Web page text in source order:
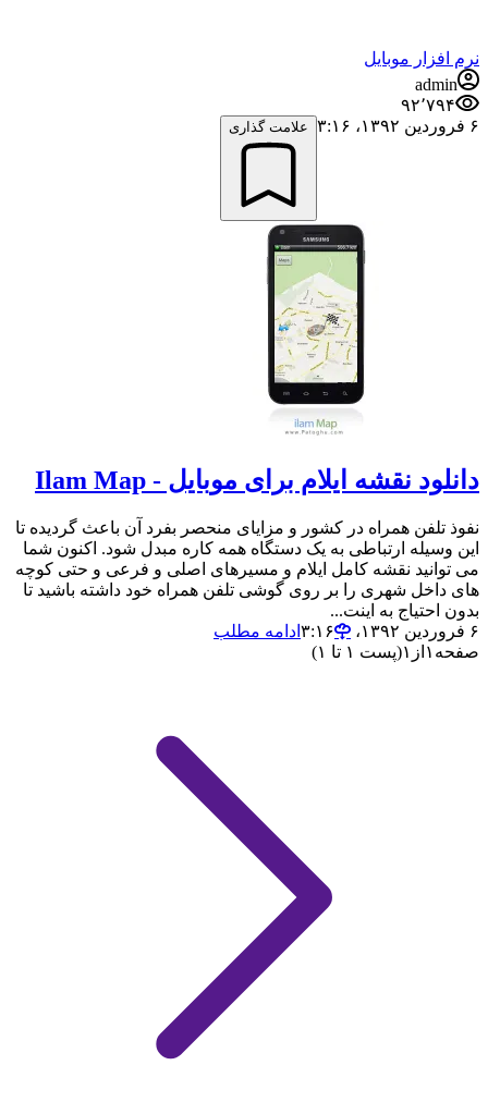
نرم افزار موبایل
admin
۹۲٬۷۹۴
۶ فروردین ۱۳۹۲،‏ ۳:۱۶
علامت گذاری
دانلود نقشه ایلام برای موبایل - Ilam Map
نفوذ تلفن همراه در كشور و مزایای منحصر بفرد آن باعث گردیده تا
این وسیله ارتباطی به یک دستگاه همه کاره مبدل شود. اکنون شما
می توانید نقشه کامل ایلام و مسیرهای اصلی و فرعی و حتی کوچه
های داخل شهری را بر روی گوشی تلفن همراه خود داشته باشید تا
بدون احتیاج به اینت...
۶ فروردین ۱۳۹۲،‏ ۳:۱۶
ادامه مطلب
صفحه ۱ از ۱(پست ۱ تا ۱)